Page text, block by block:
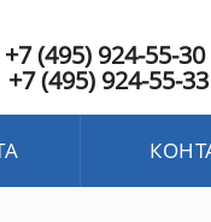
+7 (495) 924-55-30
+7 (495) 924-55-33